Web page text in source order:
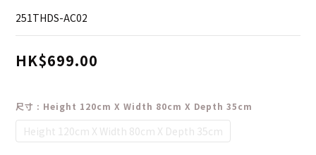
251THDS-AC02
HK$699.00
尺寸 : Height 120cm X Width 80cm X Depth 35cm
Height 120cm X Width 80cm X Depth 35cm